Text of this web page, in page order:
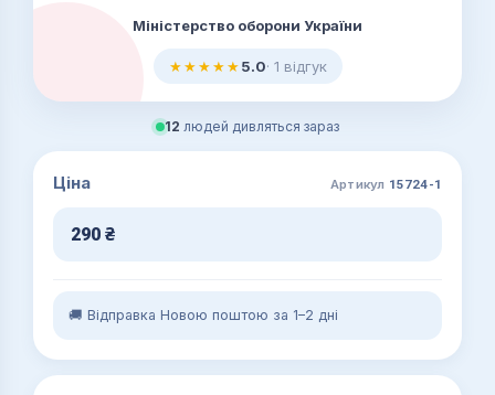
Міністерство оборони України
★★★★★5.0· 1 відгук
12 людей дивляться зараз
Ціна Артикул 15724-1
290 ₴
🚚 Відправка Новою поштою за 1–2 дні